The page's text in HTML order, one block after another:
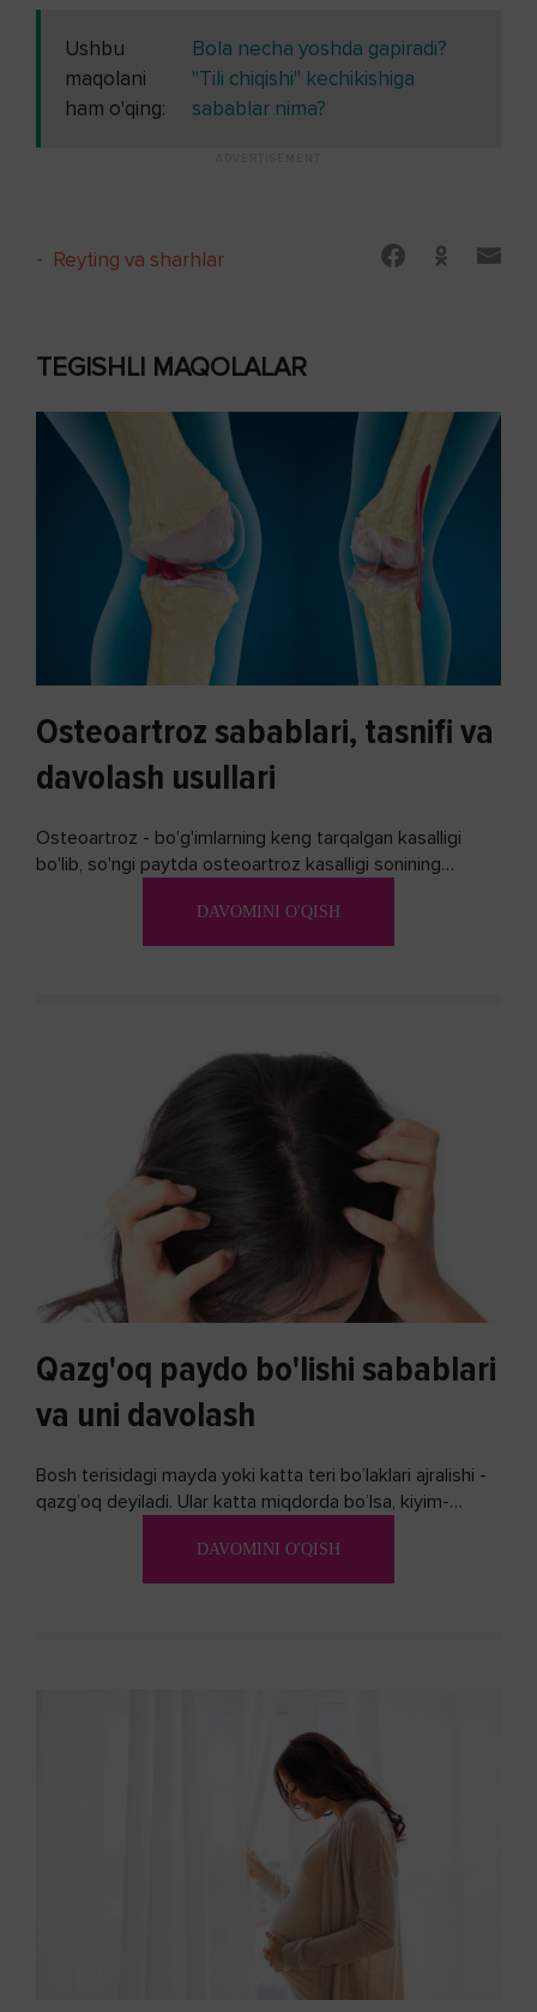
Ushbu
maqolani
ham o'qing:
Bola necha yoshda gapiradi?
"Tili chiqishi" kechikishiga
sabablar nima?
- Reyting va sharhlar
TEGISHLI MAQOLALAR
Osteoartroz sabablari, tasnifi va
davolash usullari
Osteoartroz - bo'g'imlarning keng tarqalgan kasalligi
bo'lib, so'ngi paytda osteoartroz kasalligi sonining
DAVOMINI O'QISH
Qazg'oq paydo bo'lishi sabablari
va uni davolash
Bosh terisidagi mayda yoki katta teri bo’laklari ajralishi -
qazg’oq deyiladi. Ular katta miqdorda bo’lsa, kiyim-
DAVOMINI O'QISH